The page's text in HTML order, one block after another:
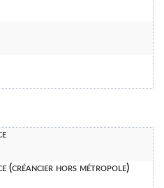
(créancier hors métropole)